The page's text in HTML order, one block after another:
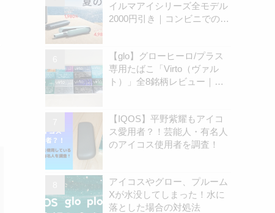
イルマアイシリーズ全モデル
2000円引き｜コンビニでのキ
【glo】グローヒーロ/プラス
専用たばこ「Virto（ヴァル
ト）」全8銘柄レビュー｜お
【IQOS】平野紫耀もアイコ
ス愛用者？！芸能人・有名人
のアイコス使用者を調査！
アイコスやグロー、プルーム
Xが水没してしまった！水に
落とした場合の対処法